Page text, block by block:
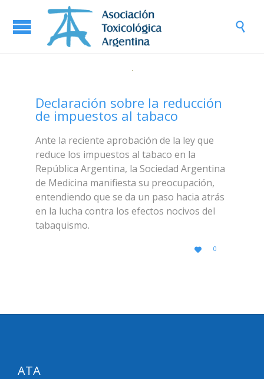

Declaración sobre la reducción
de impuestos al tabaco
Ante la reciente aprobación de la ley que
reduce los impuestos al tabaco en la
República Argentina, la Sociedad Argentina
de Medicina manifiesta su preocupación,
entendiendo que se da un paso hacia atrás
en la lucha contra los efectos nocivos del
tabaquismo.

LOVE
IT
0
ATA